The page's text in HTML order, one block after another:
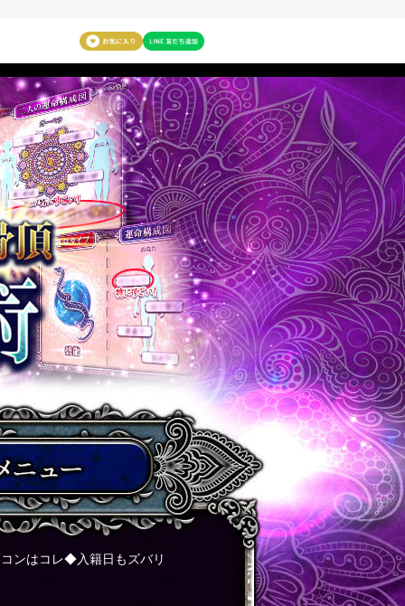
ンはコレ◆入籍日もズバリ